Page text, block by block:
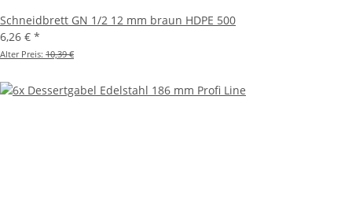
Schneidbrett GN 1/2 12 mm braun HDPE 500
6,26 € *
Alter Preis: 10,39 €